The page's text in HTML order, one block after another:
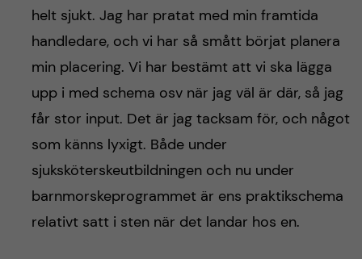
helt sjukt. Jag har pratat med min framtida
handledare, och vi har så smått börjat planera
min placering. Vi har bestämt att vi ska lägga
upp i med schema osv när jag väl är där, så jag
får stor input. Det är jag tacksam för, och något
som känns lyxigt. Både under
sjuksköterskeutbildningen och nu under
barnmorskeprogrammet är ens praktikschema
relativt satt i sten när det landar hos en.